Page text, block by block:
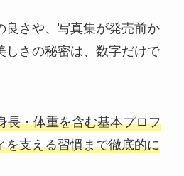
良さや、写真集が発売前か
しさの秘密は、数字だけで
長・体重を含む基本プロフ
を支える習慣まで徹底的に